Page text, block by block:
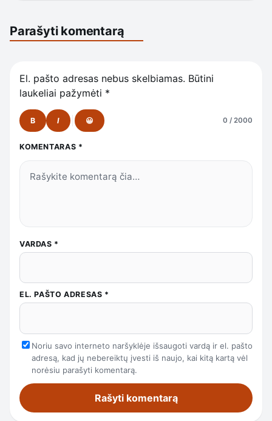
Parašyti komentarą
El. pašto adresas nebus skelbiamas. Būtini
laukeliai pažymėti *
B I 😀 0 / 2000
KOMENTARAS *
VARDAS *
EL. PAŠTO ADRESAS *
Noriu savo interneto naršyklėje išsaugoti vardą ir el. pašto
adresą, kad jų nebereiktų įvesti iš naujo, kai kitą kartą vėl
norėsiu parašyti komentarą.